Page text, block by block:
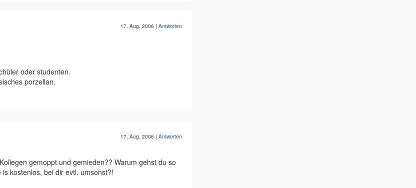
17. Aug. 2006 | Antworten
oder studenten.
porzellan.
17. Aug. 2006 | Antworten
gemoppt und gemieden?? Warum gehst du so
kostenlos, bei dir evtl. umsonst?!